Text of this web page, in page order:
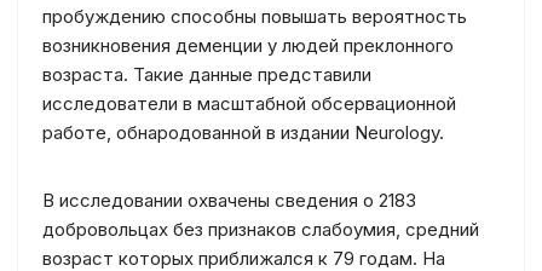
пробуждению способны повышать вероятность
возникновения деменции у людей преклонного
возраста. Такие данные представили
исследователи в масштабной обсервационной
работе, обнародованной в издании Neurology.
В исследовании охвачены сведения о 2183
добровольцах без признаков слабоумия, средний
возраст которых приближался к 79 годам. На